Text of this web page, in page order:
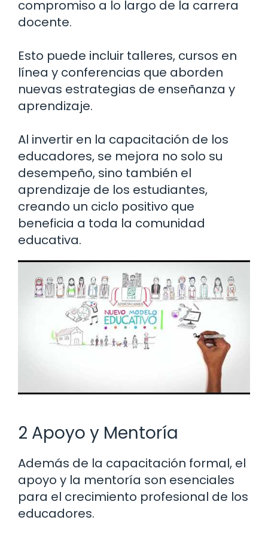
compromiso a lo largo de la carrera
docente.
Esto puede incluir talleres, cursos en
línea y conferencias que aborden
nuevas estrategias de enseñanza y
aprendizaje.
Al invertir en la capacitación de los
educadores, se mejora no solo su
desempeño, sino también el
aprendizaje de los estudiantes,
creando un ciclo positivo que
beneficia a toda la comunidad
educativa.
2 Apoyo y Mentoría
Además de la capacitación formal, el
apoyo y la mentoría son esenciales
para el crecimiento profesional de los
educadores.